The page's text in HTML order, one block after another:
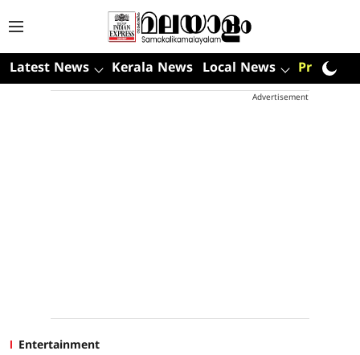
Latest News Kerala News Local News Premium
Advertisement
Entertainment